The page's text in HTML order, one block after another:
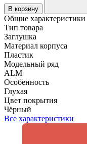
В корзину
Общие характеристики
Тип товара
Заглушка
Материал корпуса
Пластик
Модельный ряд
ALM
Особенность
Глухая
Цвет покрытия
Чёрный
Все характеристики